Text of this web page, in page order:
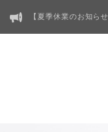
【夏季休業のお知ら